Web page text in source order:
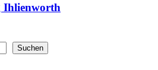
Ihlienworth
Suchen